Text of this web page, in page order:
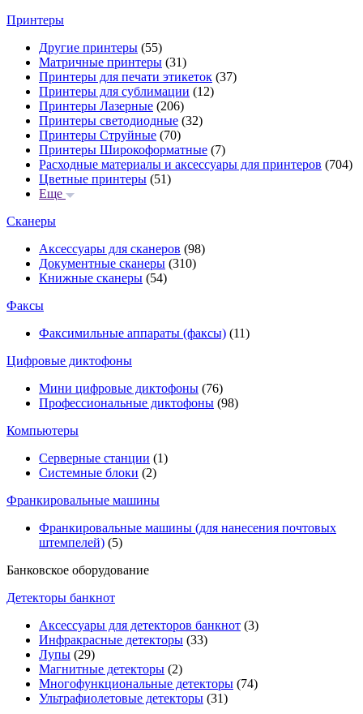
Принтеры
Другие принтеры (55)
Матричные принтеры (31)
Принтеры для печати этикеток (37)
Принтеры для сублимации (12)
Принтеры Лазерные (206)
Принтеры светодиодные (32)
Принтеры Струйные (70)
Принтеры Широкоформатные (7)
Расходные материалы и аксессуары для принтеров (704)
Цветные принтеры (51)
Еще
Сканеры
Аксессуары для сканеров (98)
Документные сканеры (310)
Книжные сканеры (54)
Факсы
Факсимильные аппараты (факсы) (11)
Цифровые диктофоны
Мини цифровые диктофоны (76)
Профессиональные диктофоны (98)
Компьютеры
Серверные станции (1)
Системные блоки (2)
Франкировальные машины
Франкировальные машины (для нанесения почтовых
штемпелей) (5)
Банковское оборудование
Детекторы банкнот
Аксессуары для детекторов банкнот (3)
Инфракрасные детекторы (33)
Лупы (29)
Магнитные детекторы (2)
Многофункциональные детекторы (74)
Ультрафиолетовые детекторы (31)